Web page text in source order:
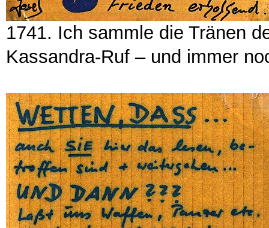
1741. Ich sammle die Tränen
Kassandra-Ruf – und immer